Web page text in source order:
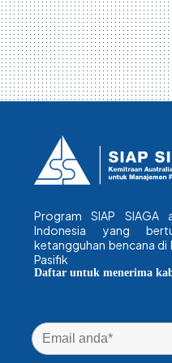
Program SIAP SIAGA
Indonesia yang
ketangguhan bencana di
Pasifik
Daftar untuk menerima